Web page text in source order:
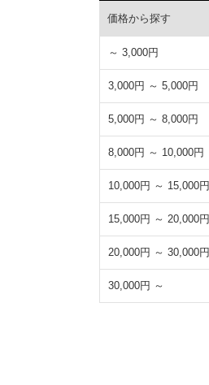
価格から探す
～ 3,000円
3,000円 ～ 5,000円
5,000円 ～ 8,000円
8,000円 ～ 10,000円
10,000円 ～ 15,000円
15,000円 ～ 20,000円
20,000円 ～ 30,000円
30,000円 ～